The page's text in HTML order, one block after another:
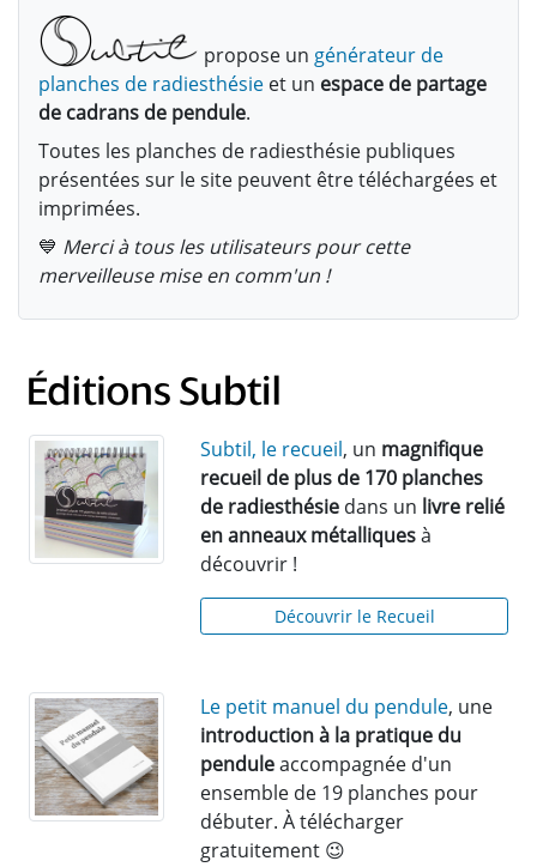
propose un générateur de
planches de radiesthésie et un espace de partage
de cadrans de pendule.
Toutes les planches de radiesthésie publiques
présentées sur le site peuvent être téléchargées et
imprimées.
💙 Merci à tous les utilisateurs pour cette
merveilleuse mise en comm'un !
Subtil, le recueil, un magnifique
recueil de plus de 170 planches
de radiesthésie dans un livre relié
en anneaux métalliquesà
découvrir !
Découvrir le Recueil
Le petit manuel du pendule, une
introduction à la pratique du
penduleaccompagnée d'un
ensemble de 19 planches pour
débuter. À télécharger
gratuitement 😉